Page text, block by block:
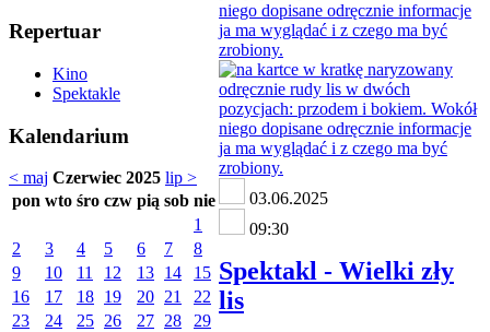
Repertuar
Kino
Spektakle
Kalendarium
< maj Czerwiec 2025 lip >
pon wto śro czw pią sob nie
1
2
3 4 5 6 7
8
9
10 11 12 13 14
15
16
17 18 19 20 21
22
23
24 25 26 27 28
29
03.06.2025
09:30
Spektakl - Wielki zły
lis